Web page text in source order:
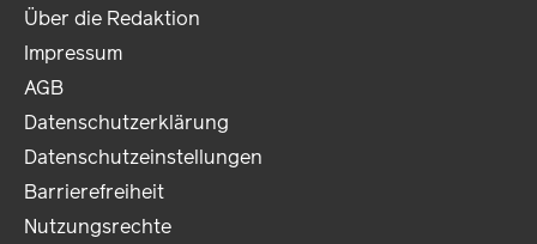
Über die Redaktion
Impressum
AGB
Datenschutzerklärung
Datenschutzeinstellungen
Barrierefreiheit
Nutzungsrechte